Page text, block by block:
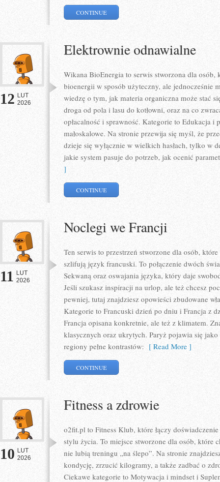
CONTINUE
12 LUT
2026
Elektrownie odnawialne
Wikana BioEnergia to serwis stworzona dla osób,
bioenergii w sposób użyteczny, ale jednocześnie
wiedzę o tym, jak materia organiczna może stać
droga od pola i lasu do kotłowni, oraz na co
opłacalność i sprawność. Kategorie to Edukacja
małoskalowe. Na stronie przewija się myśl, że
dzieje się wyłącznie w wielkich hasłach, tylko w
jakie system pasuje do potrzeb, jak ocenić
]
CONTINUE
11 LUT
2026
Noclegi we Francji
Ten serwis to przestrzeń stworzone dla osób,
szlifują język francuski. To połączenie dwóch
Sekwaną oraz oswajania języka, który daje
Jeśli szukasz inspiracji na urlop, ale też chcesz
pewniej, tutaj znajdziesz opowieści zbudowane
Kategorie to Francuski dzień po dniu i Francja z
Francja opisana konkretnie, ale też z klimatem.
klasycznych oraz ukrytych. Paryż pojawia się
regiony pełne kontrastów: [ Read More ]
CONTINUE
10 LUT
2026
Fitness a zdrowie
o2fit.pl to Fitness Klub, które łączy
stylu życia. To miejsce stworzone dla osób, które
nie lubią treningu „na ślepo”. Na stronie
kondycję, zrzucić kilogramy, a także zadbać o
Ciekawe kategorie to Motywacja i mindset i